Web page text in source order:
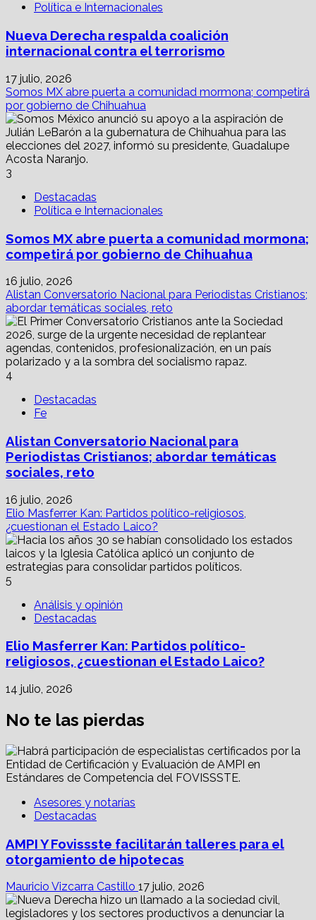
Política e Internacionales
Nueva Derecha respalda coalición
internacional contra el terrorismo
17 julio, 2026
Somos MX abre puerta a comunidad mormona; competirá
por gobierno de Chihuahua
3
Destacadas
Política e Internacionales
Somos MX abre puerta a comunidad mormona;
competirá por gobierno de Chihuahua
16 julio, 2026
Alistan Conversatorio Nacional para Periodistas Cristianos;
abordar temáticas sociales, reto
4
Destacadas
Fe
Alistan Conversatorio Nacional para
Periodistas Cristianos; abordar temáticas
sociales, reto
16 julio, 2026
Elio Masferrer Kan: Partidos político-religiosos,
¿cuestionan el Estado Laico?
5
Análisis y opinión
Destacadas
Elio Masferrer Kan: Partidos político-
religiosos, ¿cuestionan el Estado Laico?
14 julio, 2026
No te las pierdas
Asesores y notarías
Destacadas
AMPI Y Fovissste facilitarán talleres para el
otorgamiento de hipotecas
Mauricio Vizcarra Castillo 17 julio, 2026